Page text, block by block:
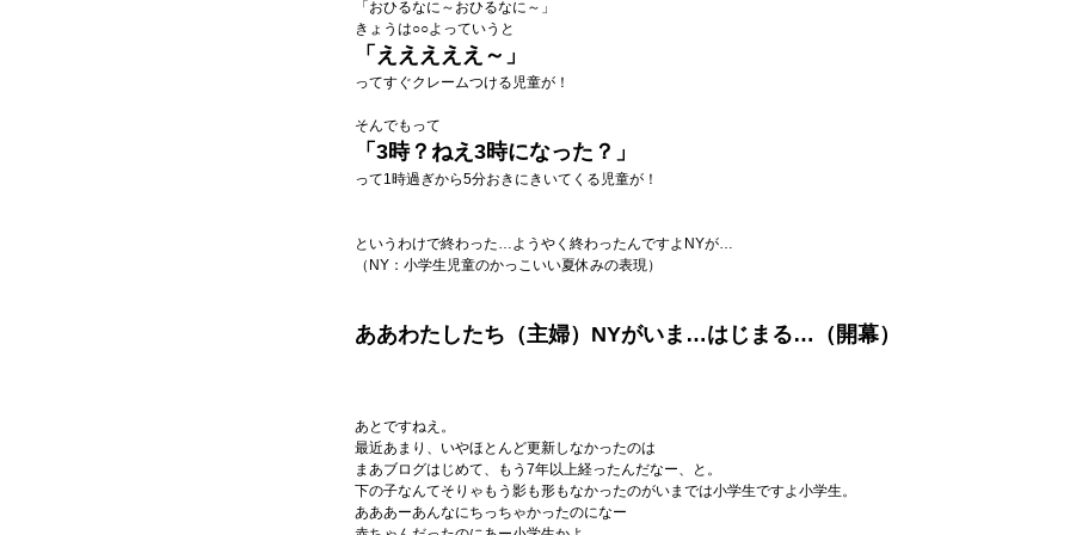
「おひるなに～おひるなに～」
きょうは○○よっていうと
「えええええ～」
ってすぐクレームつける児童が！
そんでもって
「3時？ねえ3時になった？」
って1時過ぎから5分おきにきいてくる児童が！
というわけで終わった…ようやく終わったんですよNYが…
（NY：小学生児童のかっこいい夏休みの表現）
ああわたしたち（主婦）NYがいま…はじまる…（開幕）
あとですねえ。
最近あまり、いやほとんど更新しなかったのは
まあブログはじめて、もう7年以上経ったんだなー、と。
下の子なんてそりゃもう影も形もなかったのがいまでは小学生ですよ小学生。
あああーあんなにちっちゃかったのになー